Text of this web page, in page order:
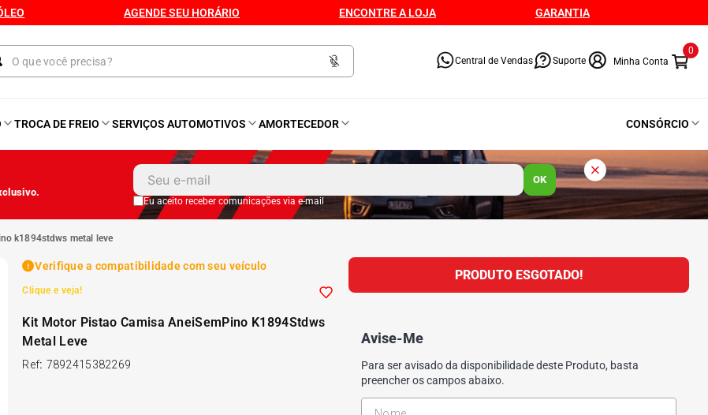
AGENDE SEU HORÁRIO ENCONTRE A LOJA GARANTIA
Central de Vendas Suporte
0
TROCA DE FREIO SERVIÇOS AUTOMOTIVOS AMORTECEDOR CONSÓRCIO
OK
Eu aceito receber comunicações via e-mail
k1894stdws metal leve
Verifique a compatibilidade com seu veículo
Clique e veja!
Kit Motor Pistao Camisa AneiSemPino K1894Stdws
Metal Leve
Ref: 7892415382269
PRODUTO ESGOTADO!
Avise-Me
Para ser avisado da disponibilidade deste Produto, basta
preencher os campos abaixo.
º Kit 4 Pneu
º Bproauto
º Kit Pneu
175 65r14
175 70r14